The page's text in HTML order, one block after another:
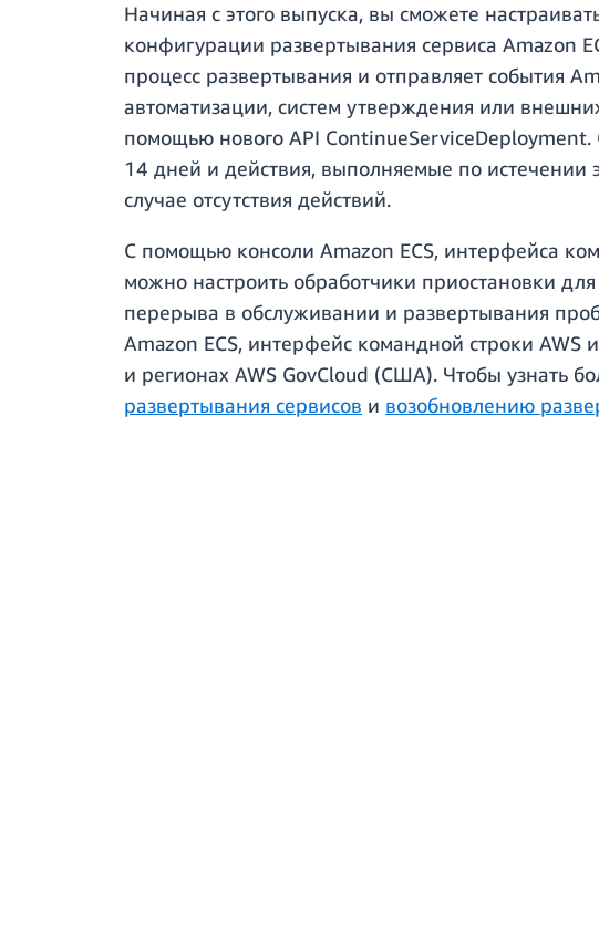
Начиная с этого выпуска, вы сможете
конфигурации развертывания сервиса Amazon
процесс развертывания и отправляет события
автоматизации, систем утверждения или
помощью нового API
14 дней и действия, выполняемые по истечении
случае отсутствия действий.
С помощью консоли Amazon ECS, интерфейса
можно настроить обработчики приостановки
перерыва в обслуживании и развертывания
Amazon ECS, интерфейс командной строки AWS
и регионах AWS GovCloud (США). Чтобы узнать
развертывания сервисов и возобновлению